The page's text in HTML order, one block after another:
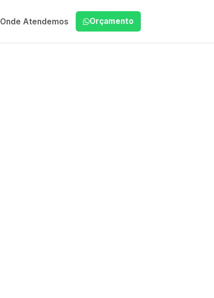
Onde Atendemos Orçamento